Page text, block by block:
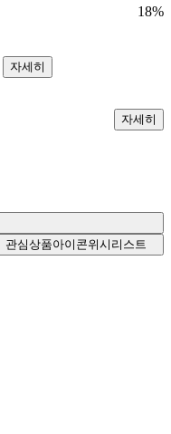
18%
자세히
자세히
관심상품아이콘위시리스트